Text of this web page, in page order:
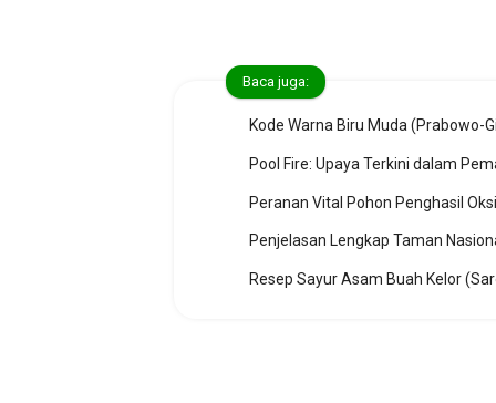
Baca juga:
Pool Fire: Upaya Terkini dalam
Peranan Vital Pohon Penghasil
Penjelasan Lengkap Taman
Resep Sayur Asam Buah Kelor